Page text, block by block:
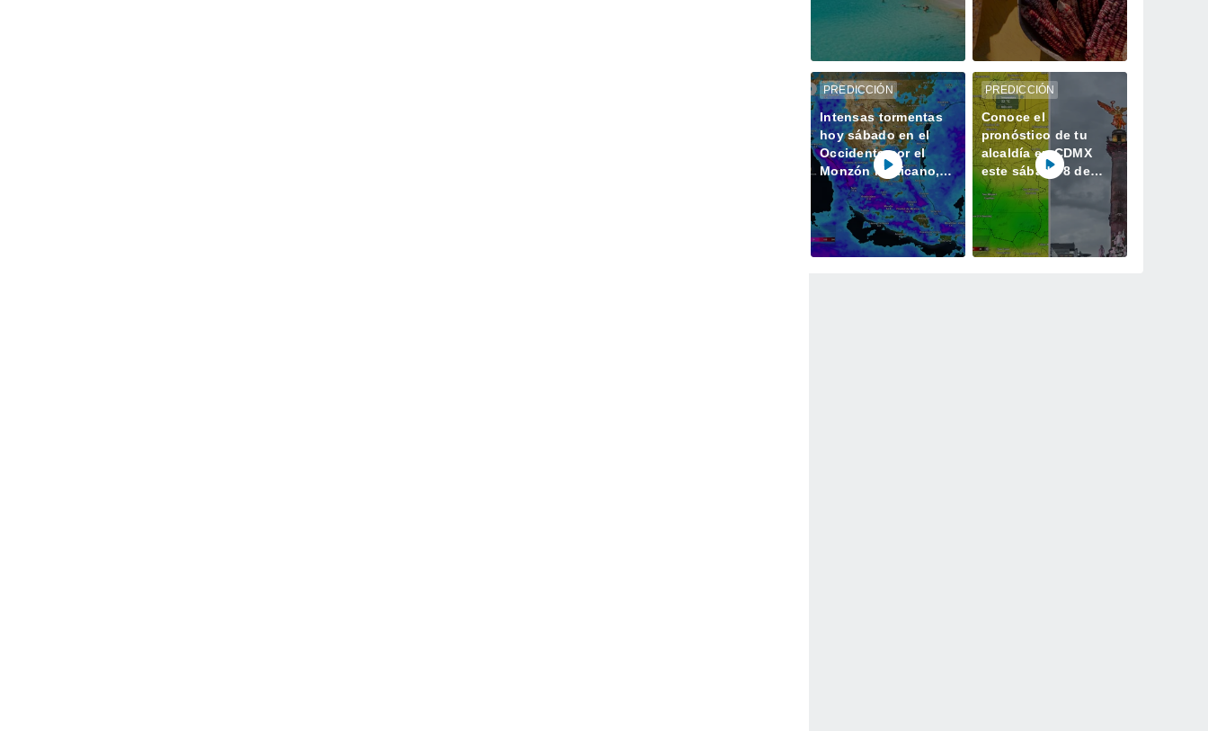
PREDICCIÓN
Intensas tormentas
hoy sábado en el
Occidente por el
Monzón Mexicano,
llegando nueva Onda
Tropical al sur
PREDICCIÓN
Conoce el
pronóstico de tu
alcaldía en CDMX
este sábado 8 de
agosto: lluvias
fuertes refrescarán
las temperaturas